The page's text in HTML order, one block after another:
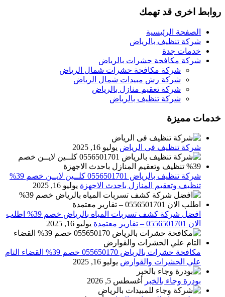
روابط اخرى قد تهمك
الصفحة الرئيسية
شركة تنظيف بالرياض
خدمات جدة
شركة مكافحة حشرات بالرياض
شركة مكافحة حشرات شمال الرياض
شركة رش مبيدات شمال الرياض
شركة تعقيم منازل بالرياض
شركة تنظيف بالرياض
خدمات مميزة
شركة تنظيف فى الرياض يوليو 16, 2025
شركة تنظيف بالرياض 0556501701 كلــين لايــن خصم 39%
تنظيف وتعقيم المنازل باحدث الاجهزة يوليو 16, 2025
افضل شركة كشف تسربات المياه بالرياض خصم 39% اطلب
الان 0556501701‬‏ – تقارير معتمدة
يوليو 16, 2025
مكافحة حشرات بالرياض 055650170 خصم 39% القضاء التام
علي الحشرات والقوارض يوليو 16, 2025
بودرة وجاء بالخبر أغسطس 5, 2026